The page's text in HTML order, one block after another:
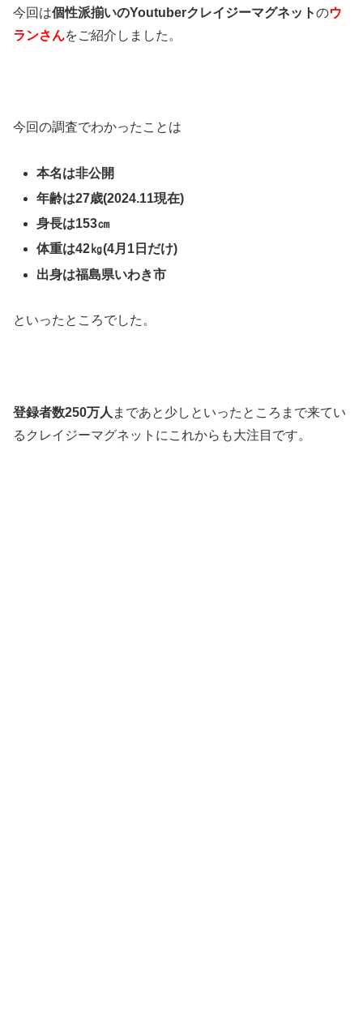
今回は個性派揃いのYoutuberクレイジーマグネットのウ
ランさんをご紹介しました。
今回の調査でわかったことは
本名は非公開
年齢は27歳(2024.11現在)
身長は153㎝
体重は42㎏(4月1日だけ)
出身は福島県いわき市
といったところでした。
登録者数250万人 まであと少しと いったところまで来てい
る クレイジーマグネットに これからも大注目です。